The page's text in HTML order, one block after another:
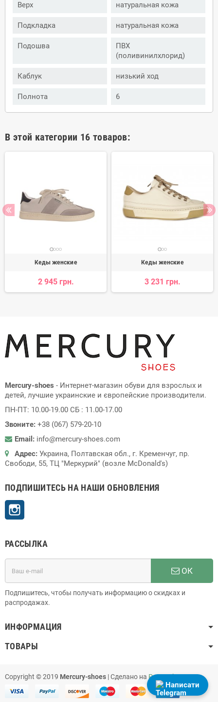
Верх натуральная кожа
Подкладка натуральная кожа
Подошва
ПВХ
(поливинилхлорид)
Каблук низький ход
Полнота 6
В этой категории 16 товаров:
Кеды женские
2 945 грн.
Кеды женские
3 231 грн.
Mercury-shoes - Интернет-магазин обуви для взрослых и
детей, лучшие украинские и європейские производители.
ПН-ПТ: 10.00-19.00 СБ : 11.00-17.00
Звоните: +38 (067) 579-20-10
Email: info@mercury-shoes.com
Адрес: Украина, Полтавская обл., г. Кременчуг, пр.
Свободи, 55, ТЦ "Меркурий" (возле McDonald's)
ПОДПИШИТЕСЬ НА НАШИ ОБНОВЛЕНИЯ
РАССЫЛКА
ОК
Подпишитесь, чтобы получать информацию о скидках и
распродажах.
ИНФОРМАЦИЯ
ТОВАРЫ
Copyright © 2019 Mercury-shoes | Сделано на PrestaShop
Написати